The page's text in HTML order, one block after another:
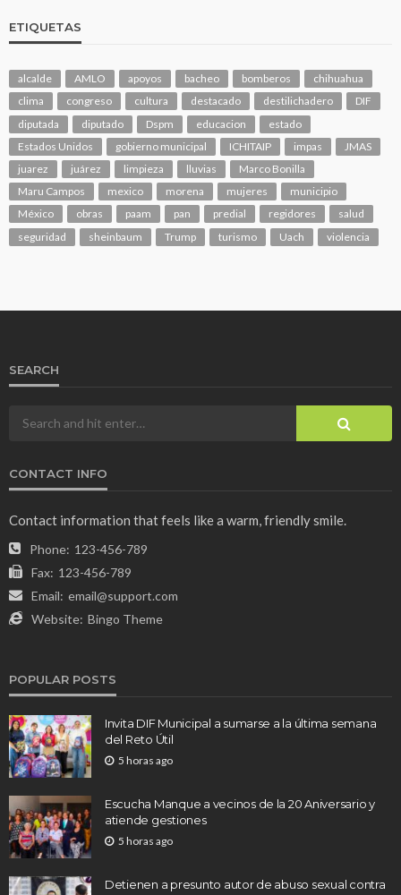
ETIQUETAS
alcalde AMLO apoyos bacheo bomberos
chihuahua
clima
congreso cultura destacado destilichadero
DIF
diputada
diputado Dspm educacion
estado
Estados Unidos
gobierno municipal ICHITAIP impas
JMAS
juarez
juárez limpieza lluvias
Marco Bonilla
Maru Campos
mexico morena mujeres
municipio
México
obras paam pan predial regidores
salud
seguridad
sheinbaum Trump turismo Uach violencia
SEARCH
CONTACT INFO
Contact information that feels like a warm, friendly smile.
Phone: 123-456-789
Fax: 123-456-789
Email: email@support.com
Website: Bingo Theme
POPULAR POSTS
Invita DIF Municipal a sumarse a la última semana
del Reto Útil
5 horas ago
Escucha Manque a vecinos de la 20 Aniversario y
atiende gestiones
5 horas ago
Detienen a presunto autor de abuso sexual contra